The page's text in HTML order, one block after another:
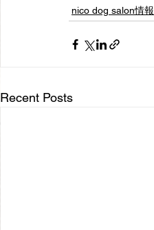
nico dog salon情報
Recent Posts